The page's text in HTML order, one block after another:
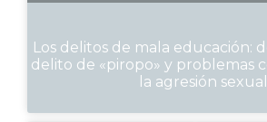
Los delitos de mala educación:
delito de «piropo» y problemas
la agresión sexual